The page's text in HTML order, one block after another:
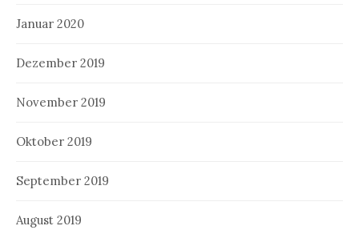
Januar 2020
Dezember 2019
November 2019
Oktober 2019
September 2019
August 2019